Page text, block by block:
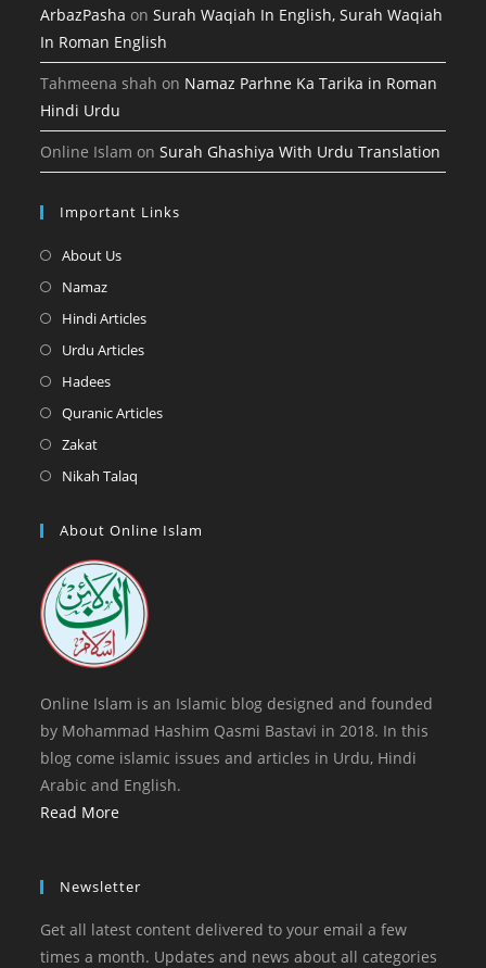
ArbazPasha onSurah Waqiah In English, Surah Waqiah
In Roman English
Tahmeena shah on Namaz Parhne Ka Tarika in Roman
Hindi Urdu
Online Islam onSurah Ghashiya With Urdu Translation
Important Links
About UsOpens
tab
NamazOpens
in
tab
Hindi ArticlesOpens
tab
Urdu ArticlesOpens
HadeesOpens
in
tab
Quranic ArticlesOpens
ZakatOpens
in
new
Nikah Talaq
a
tab
About Online Islam
Online Islam is an Islamic blog designed and founded
by Mohammad Hashim Qasmi Bastavi in 2018. In this
blog come islamic issues and articles in Urdu, Hindi
Arabic and English.
Read More
Newsletter
Get all latest content delivered to your email a few
times a month. Updates and news about all categories